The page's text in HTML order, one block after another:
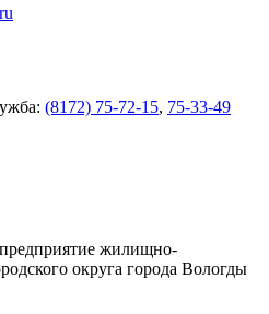
(8172) 75-72-15, 75-33-49
жилищно-
округа города Вологды